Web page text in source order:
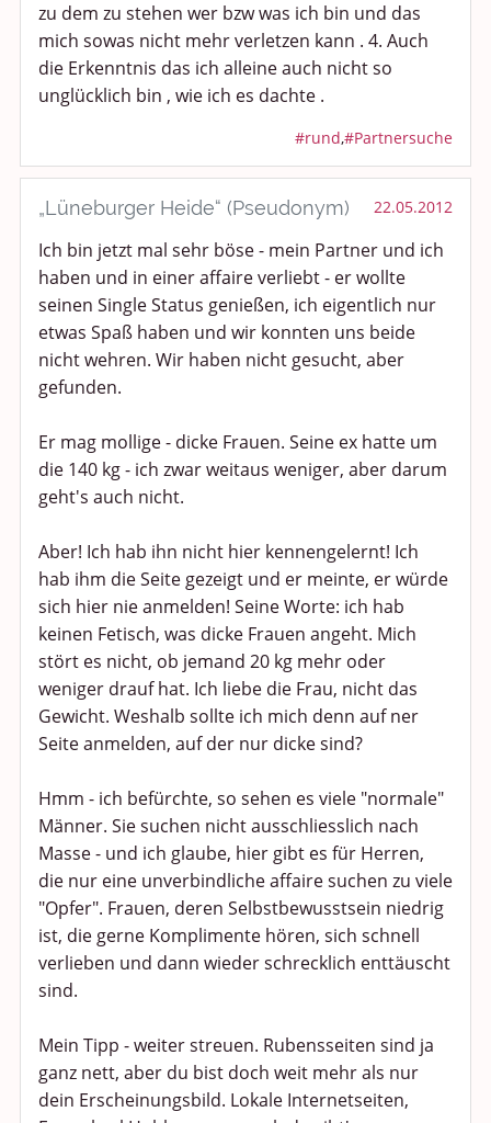
zu dem zu stehen wer bzw was ich bin und das
mich sowas nicht mehr verletzen kann . 4. Auch
die Erkenntnis das ich alleine auch nicht so
unglücklich bin , wie ich es dachte .
#rund,#Partnersuche
„Lüneburger Heide“ (Pseudonym) 22.05.2012
Ich bin jetzt mal sehr böse - mein Partner und ich
haben und in einer affaire verliebt - er wollte
seinen Single Status genießen, ich eigentlich nur
etwas Spaß haben und wir konnten uns beide
nicht wehren. Wir haben nicht gesucht, aber
gefunden.
Er mag mollige - dicke Frauen. Seine ex hatte um
die 140 kg - ich zwar weitaus weniger, aber darum
geht's auch nicht.
Aber! Ich hab ihn nicht hier kennengelernt! Ich
hab ihm die Seite gezeigt und er meinte, er würde
sich hier nie anmelden! Seine Worte: ich hab
keinen Fetisch, was dicke Frauen angeht. Mich
stört es nicht, ob jemand 20 kg mehr oder
weniger drauf hat. Ich liebe die Frau, nicht das
Gewicht. Weshalb sollte ich mich denn auf ner
Seite anmelden, auf der nur dicke sind?
Hmm - ich befürchte, so sehen es viele "normale"
Männer. Sie suchen nicht ausschliesslich nach
Masse - und ich glaube, hier gibt es für Herren,
die nur eine unverbindliche affaire suchen zu viele
"Opfer". Frauen, deren Selbstbewusstsein niedrig
ist, die gerne Komplimente hören, sich schnell
verlieben und dann wieder schrecklich enttäuscht
sind.
Mein Tipp - weiter streuen. Rubensseiten sind ja
ganz nett, aber du bist doch weit mehr als nur
dein Erscheinungsbild. Lokale Internetseiten,